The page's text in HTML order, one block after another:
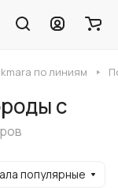
по линиям
с
популярные